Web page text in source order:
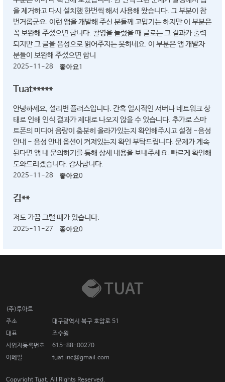
을 제거하고 다시 설치했 한번씩 해서 사용해 왔습니다. 그 부분이 참
번거롭군요. 이런 앱을 개발해 주신 분들께 고맙기는 하지만 이 부분은
꼭 보완해 주셨으면 합니다. 촬영을 눌렀을 때 글로는 그 결과가 출력
되지만 그 글을 음성으로 읽어주지는 못하네요. 이 부분은 앱 개발자
분들이 보완해 주셨으면 합니
2025-11-28 좋아요1
Tuat*****
안녕하세요, 설리번 플러스입니다. 간혹 일시적인 서버나 네트워크 상
태로 인해 인식 결과가 제대로 나오지 않을 수 있습니다. 추가로 스마
트폰의 미디어 음량이 충분히 올라가있는지 확인해주시고 설정 -음성
안내 - 음성 안내 옵션이 켜져있는지 확인 부탁드립니다. 문제가 계속
된다면 앱 내 문의하기를 통해 상세 내용을 보내주세요. 빠르게 확인해
도와드리겠습니다. 감사합니다.
2025-11-28 좋아요0
김**
저도 가끔 그럴 때가 있습니다.
2025-11-27 좋아요0
(주)투아트
주소
대구광역시 북구 호암로 51
대표
조수원
사업자등록번호
615-88-00270
이메일
tuat.inc@gmail.com
Copyright Tuat. All Rights Reserved.